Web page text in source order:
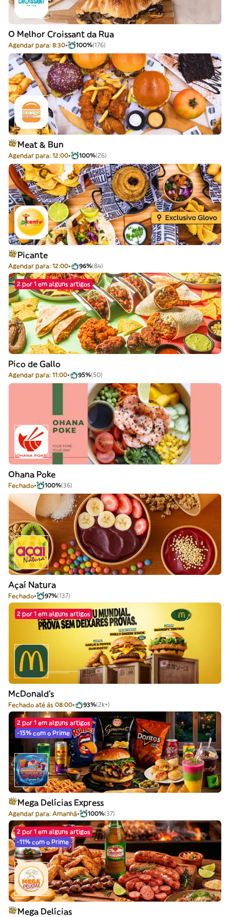
O Melhor Croissant da Rua
Agendar para: 8:30 100%(176)
Meat & Bun
Agendar para: 12:00 100%(26)
Picante
Agendar para: 12:00 96%(84)
2 por 1 em alguns artigos
Pico de Gallo
Agendar para: 11:00 95%(50)
Ohana Poke
Fechado 100%(36)
Açaí Natura
Fechado 97%(137)
2 por 1 em alguns artigos
McDonald's
Fechado até às 08:00 93%(2k+)
2 por 1 em alguns artigos
-15% com o Prime
Mega Delícias Express
Agendar para: Amanhã 100%(37)
2 por 1 em alguns artigos
-11% com o Prime
Mega Delícias